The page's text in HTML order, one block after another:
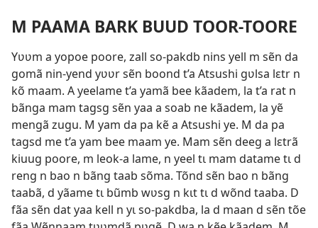
M PAAMA BARK BUUD TOOR-TOORE
Yʋʋm a yopoe poore, zall so-pakdb nins yell m sẽn da
gomã nin-yend yʋʋr sẽn boond t’a Atsushi gʋlsa lɛtr n
kõ maam. A yeelame t’a yamã bee kãadem, la t’a rat n
bãnga mam tagsg sẽn yaa a soab ne kãadem, la yẽ
mengã zugu. M yam da pa kẽ a Atsushi ye. M da pa
tagsd me t’a yam bee maam ye. Mam sẽn deeg a lɛtrã
kiuug poore, m leok-a lame, n yeel tɩ mam datame tɩ d
reng n bao n bãng taab sõma. Tõnd sẽn bao n bãng
taabã, d yãame tɩ bũmb wʋsg n kɩt tɩ d wõnd taaba. D
fãa sẽn dat yaa kell n yɩ so-pakdba, la d maan d sẽn tõe